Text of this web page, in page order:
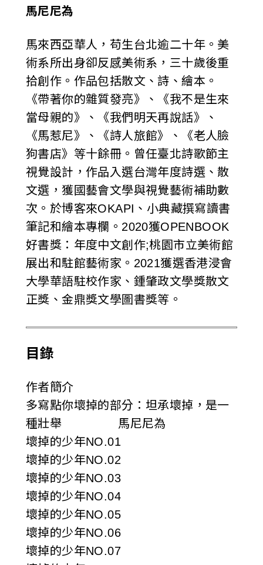
馬尼尼為
馬來西亞華人，苟生台北逾二十年。美
術系所出身卻反感美術系，三十歲後重
拾創作。作品包括散文、詩、繪本。
《帶著你的雜質發亮》、《我不是生來
當母親的》、《我們明天再說話》、
《馬惹尼》、《詩人旅館》、《老人臉
狗書店》等十餘冊。曾任臺北詩歌節主
視覺設計，作品入選台灣年度詩選、散
文選，獲國藝會文學與視覺藝術補助數
次。於博客來OKAPI、小典藏撰寫讀書
筆記和繪本專欄。2020獲OPENBOOK
好書獎：年度中文創作;桃園市立美術館
展出和駐館藝術家。2021獲選香港浸會
大學華語駐校作家、鍾肇政文學獎散文
正獎、金鼎獎文學圖書獎等。
目錄
作者簡介
多寫點你壞掉的部分：坦承壞掉，是一
種壯舉 馬尼尼為
壞掉的少年NO.01
壞掉的少年NO.02
壞掉的少年NO.03
壞掉的少年NO.04
壞掉的少年NO.05
壞掉的少年NO.06
壞掉的少年NO.07